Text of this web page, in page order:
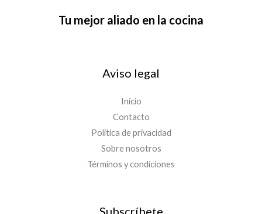
Tu mejor aliado en la cocina
Aviso legal
Inicio
Contacto
Política de privacidad
Sobre nosotros
Términos y condiciones